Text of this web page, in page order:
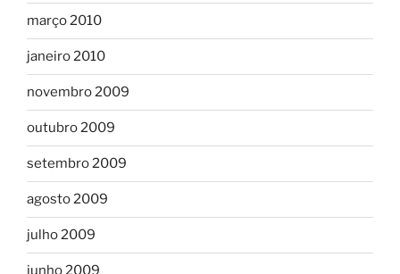
março 2010
janeiro 2010
novembro 2009
outubro 2009
setembro 2009
agosto 2009
julho 2009